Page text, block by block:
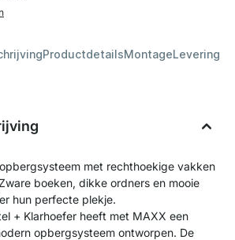
ProductdetailsMontageLevering
met rechthoekige vakken
boeken, dikke ordners en mooie
hun perfecte plekje.
+ Klarhoefer heeft met MAXX een
opbergsysteem ontworpen. De